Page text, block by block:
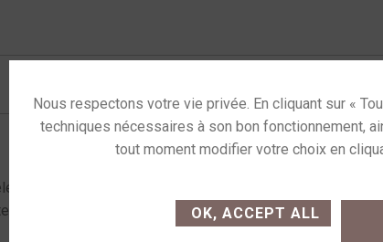
!
ou pour finaliser votre achat (modalités, livraison)
OK, ACCEPT ALL